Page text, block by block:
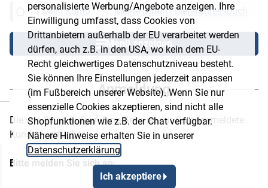
personalisierte Werbung/Angebote anzeigen. Ihre
Einwilligung umfasst, dass Cookies von
Drittanbietern außerhalb der EU verarbeitet werden
dürfen, auch z.B. in den USA, wo kein dem EU-
Recht gleichwertiges Datenschutzniveau besteht.
Sie können Ihre Einstellungen jederzeit anpassen
(im Fußbereich unserer Website). Wenn Sie nur
essenzielle Cookies akzeptieren, sind nicht alle
Shopfunktionen wie z.B. der Chat verfügbar.
Nähere Hinweise erhalten Sie in unserer
Datenschutzerklärung
Ich akzeptiere
Mein Konto Meine Daten - Lieferadressbuch
Menü anzeigen
Anmeldung
Die von Ihnen aufgerufene Seite ist nur für angemeldete
Kunden verfügbar.
Bitte melden Sie sich an: